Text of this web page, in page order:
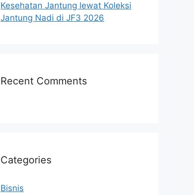
Kesehatan Jantung lewat Koleksi
Jantung Nadi di JF3 2026
Recent Comments
Categories
Bisnis